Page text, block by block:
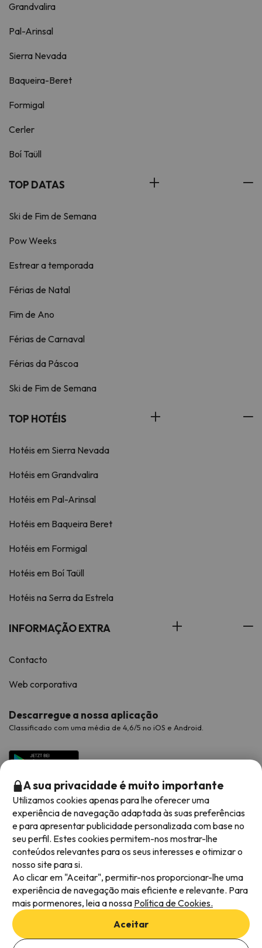
Grandvalira
Pal-Arinsal
Sierra Nevada
Baqueira-Beret
Formigal
Cerler
Boí Taüll
TOP DATAS
Ski de Fim de Semana
Pow Weeks
Estrear a temporada
Férias de Natal
Fim de Ano
Férias de Carnaval
Férias da Páscoa
Ski de Fim de Semana
TOP HOTÉIS
Hotéis em Sierra Nevada
Hotéis em Grandvalira
Hotéis em Pal-Arinsal
Hotéis em Baqueira Beret
Hotéis em Formigal
Hotéis em Boí Taüll
Hotéis na Serra da Estrela
INFORMAÇÃO EXTRA
Contacto
Web corporativa
Descarregue a nossa aplicação
Classificado com uma média de 4,6/5 no iOS e Android.
Métodos de pagamento disponíveis
Termos e condições gerais
Privacidade dos dados
A sua privacidade é muito importante
Utilizamos cookies apenas para lhe oferecer uma
experiência de navegação adaptada às suas preferências
e para apresentar publicidade personalizada com base no
seu perfil. Estes cookies permitem-nos mostrar-lhe
conteúdos relevantes para os seus interesses e otimizar o
nosso site para si.
Ao clicar em "Aceitar", permitir-nos proporcionar-lhe uma
experiência de navegação mais eficiente e relevante. Para
mais pormenores, leia a nossa Política de Cookies.
Aceitar